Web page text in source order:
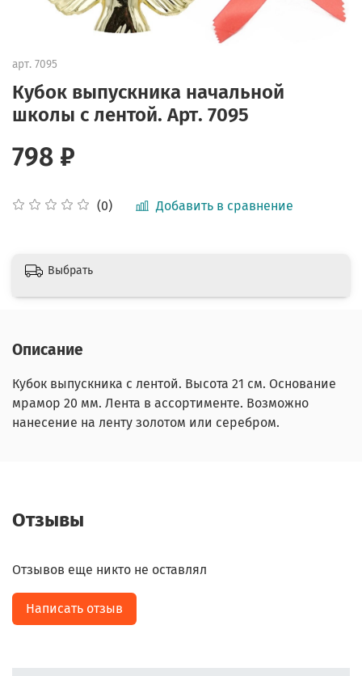
арт. 7095
Кубок выпускника начальной
школы с лентой. Арт. 7095
(0) Добавить в сравнение
798 ₽
Выбрать
Описание
Кубок выпускника с лентой. Высота 21 см. Основание
мрамор 20 мм. Лента в ассортименте. Возможно
нанесение на ленту золотом или серебром.
Отзывы
Отзывов еще никто не оставлял
Написать отзыв